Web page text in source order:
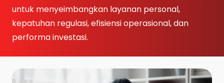
untuk menyeimbangkan layanan personal,
kepatuhan regulasi, efisiensi operasional, dan
performa investasi.